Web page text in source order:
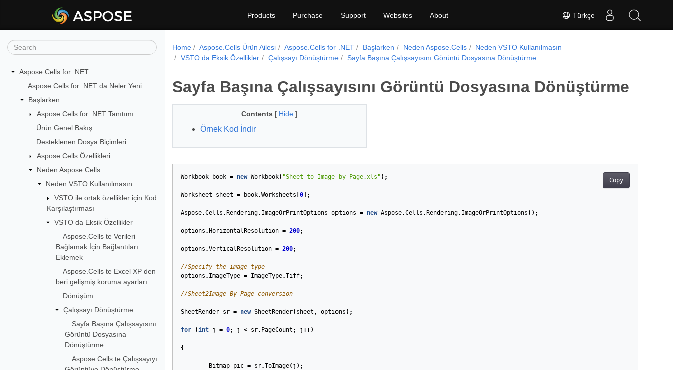
Türkçe
Products Purchase Support Websites About
Aspose.Cells for .NET
Aspose.Cells for .NET da Neler Yeni
Başlarken
Aspose.Cells for .NET Tanıtımı
Ürün Genel Bakış
Desteklenen Dosya Biçimleri
Aspose.Cells Özellikleri
Neden Aspose.Cells
Neden VSTO Kullanılmasın
VSTO ile ortak özellikler için Kod
Karşılaştırması
VSTO da Eksik Özellikler
Aspose.Cells te Verileri
Bağlamak İçin Bağlantıları
Eklemek
Aspose.Cells te Excel XP den
beri gelişmiş koruma ayarları
Dönüşüm
Çalışsayı Dönüştürme
Sayfa Başına Çalışsayısını
Görüntü Dosyasına
Dönüştürme
Aspose.Cells te Çalışsayıyı
Home Aspose.Cells Ürün Ailesi Aspose.Cells for .NET Başlarken Neden Aspose.Cells
Neden VSTO Kullanılmasın
VSTO da Eksik Özellikler
Çalışsayı Dönüştürme Sayfa Başına Çalışsayısını Görüntü Dosyasına Dönüştürme
Sayfa Başına Çalışsayısını Görüntü Dosyasına Dönüştürme
Contents [ Hide ]
Örnek Kod İndir
Copy
Workbook book = new Workbook( "Sheet to Image by Page.xls" );
Worksheet sheet = book.Worksheets 0];
Aspose.Cells . Rendering. ImageOrPrintOptions options = new Aspose.Cells . Rendering. ImageOrPrintOptions ();
options . HorizontalResolution = 200;
options .VerticalResolution = 200;
//Specify the image type
options . ImageType = ImageType.Tiff;
//Sheet2Image By Page conversion
SheetRender sr = new SheetRender( sheet , options );
for (int j = 0; j < sr. PageCount ; j++)
{
Bitmap pic = sr.ToImage( j );